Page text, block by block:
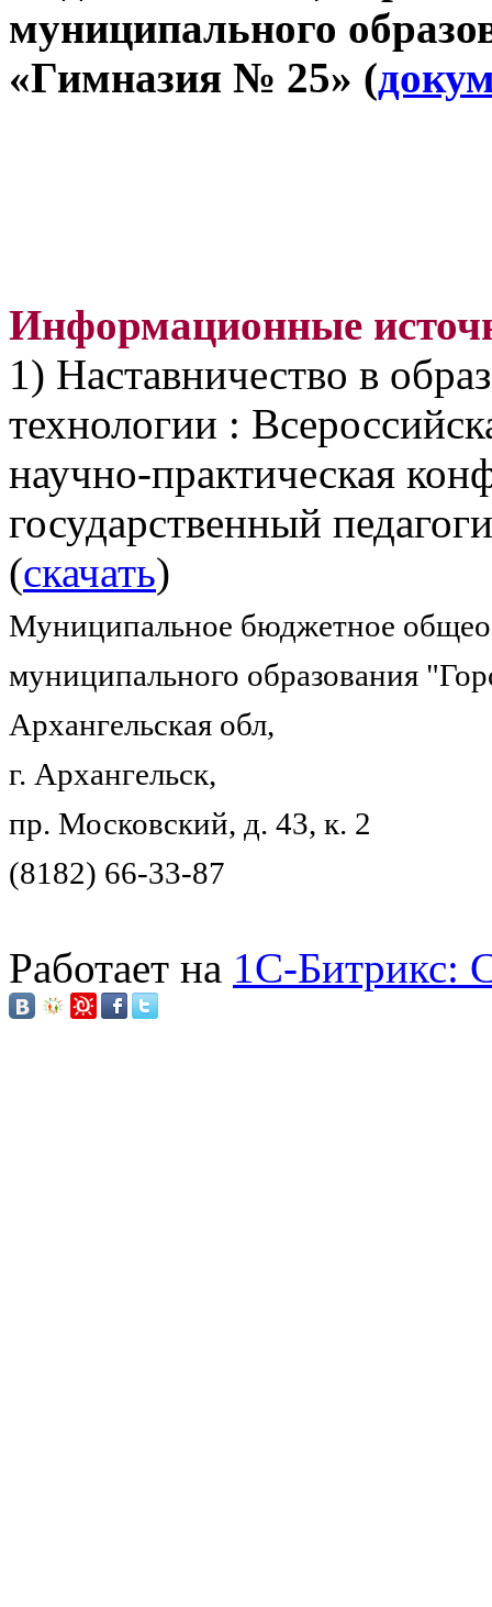
муниципального
«Гимназия № 25» (
Информационные
1) Наставничество в
технологии :
научно-практическая
государственный
(скачать)
Муниципальное бюджетное
муниципального образования
Архангельская обл,
г. Архангельск,
пр. Московский, д. 43, к. 2
(8182) 66-33-87
Работает на 1C-Битрикс: